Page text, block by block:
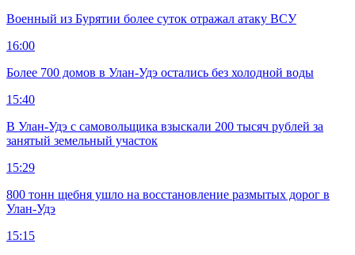
Военный из Бурятии более суток отражал атаку ВСУ
16:00
Более 700 домов в Улан-Удэ остались без холодной воды
15:40
В Улан-Удэ с самовольщика взыскали 200 тысяч рублей за
занятый земельный участок
15:29
800 тонн щебня ушло на восстановление размытых дорог в
Улан-Удэ
15:15